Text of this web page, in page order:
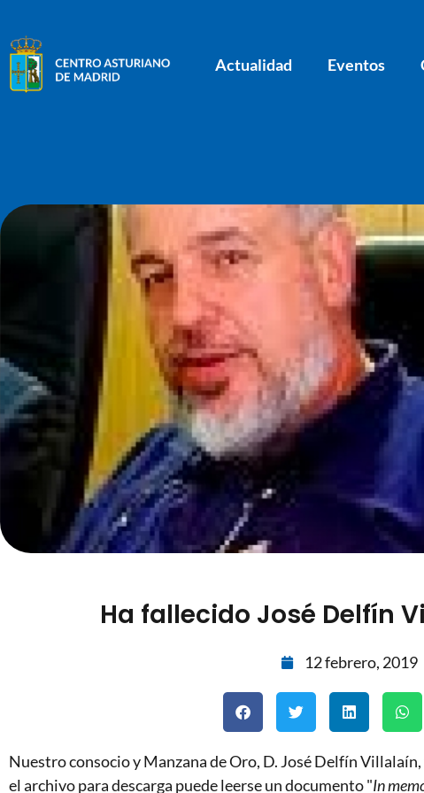
Actualidad Eventos
Ha fallecido José Delfín
12 febrero, 2019
Nuestro consocio y Manzana de Oro, D. José Delfín
el archivo para descarga puede leerse un documento "In